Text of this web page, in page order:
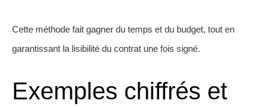
Cette méthode fait gagner du temps et du budget, tout en
garantissant la lisibilité du contrat une fois signé.
Exemples chiffrés et